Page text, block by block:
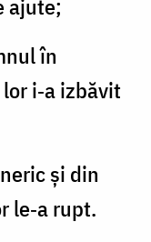
ajute;
în
i‑a izbăvit
și din
le‑a rupt.